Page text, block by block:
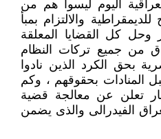
اليوم ليسوا هم من
والالتزام بمبأ
وحل كل القضايا المعلقة
من جميع تركات النظام
بحق الكرد الذين نادوا
المنادات بحقوقهم ، وكم
تعلن عن معالجة قضية
الفيدرالى والذى يضمن